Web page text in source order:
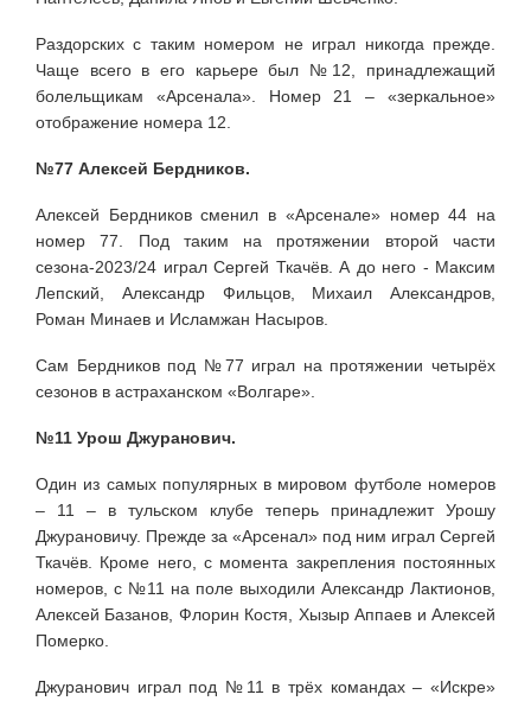
Раздорских с таким номером не играл никогда прежде.
Чаще всего в его карьере был №12, принадлежащий
болельщикам «Арсенала». Номер 21 – «зеркальное»
отображение номера 12.
№77 Алексей Бердников.
Алексей Бердников сменил в «Арсенале» номер 44 на
номер 77. Под таким на протяжении второй части
сезона-2023/24 играл Сергей Ткачёв. А до него - Максим
Лепский, Александр Фильцов, Михаил Александров,
Роман Минаев и Исламжан Насыров.
Сам Бердников под №77 играл на протяжении четырёх
сезонов в астраханском «Волгаре».
№11 Урош Джуранович.
Один из самых популярных в мировом футболе номеров
– 11 – в тульском клубе теперь принадлежит Урошу
Джурановичу. Прежде за «Арсенал» под ним играл Сергей
Ткачёв. Кроме него, с момента закрепления постоянных
номеров, с №11 на поле выходили Александр Лактионов,
Алексей Базанов, Флорин Костя, Хызыр Аппаев и Алексей
Померко.
Джуранович играл под №11 в трёх командах – «Искре»